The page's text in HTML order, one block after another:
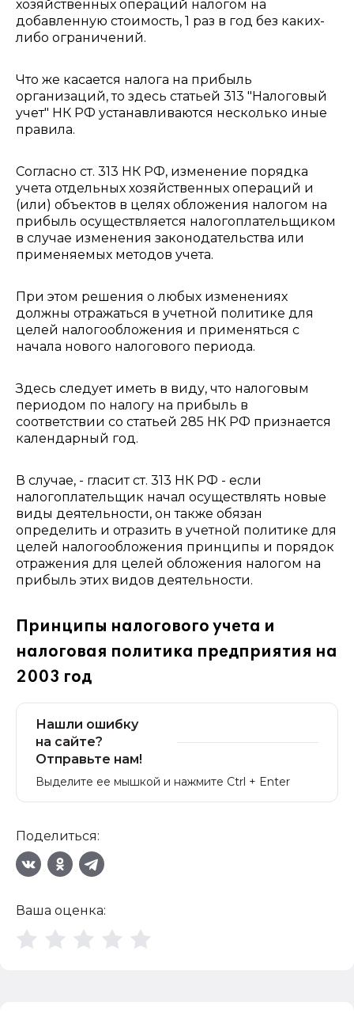
хозяйственных операций налогом на
добавленную стоимость, 1 раз в год без каких-
либо ограничений.
Что же касается налога на прибыль
организаций, то здесь статьей 313 "Налоговый
учет" НК РФ устанавливаются несколько иные
правила.
Согласно ст. 313 НК РФ, изменение порядка
учета отдельных хозяйственных операций и
(или) объектов в целях обложения налогом на
прибыль осуществляется налогоплательщиком
в случае изменения законодательства или
применяемых методов учета.
При этом решения о любых изменениях
должны отражаться в учетной политике для
целей налогообложения и применяться с
начала нового налогового периода.
Здесь следует иметь в виду, что налоговым
периодом по налогу на прибыль в
соответствии со статьей 285 НК РФ признается
календарный год.
В случае, - гласит ст. 313 НК РФ - если
налогоплательщик начал осуществлять новые
виды деятельности, он также обязан
определить и отразить в учетной политике для
целей налогообложения принципы и порядок
отражения для целей обложения налогом на
прибыль этих видов деятельности.
Принципы налогового учета и
налоговая политика предприятия на
2003 год
Нашли ошибку
на сайте?
Отправьте нам!
Выделите ее мышкой и нажмите Ctrl + Enter
Поделиться:
Ваша оценка: